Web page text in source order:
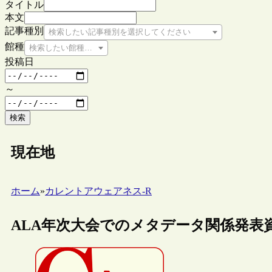
タイトル
本文
記事種別
検索したい記事種別を選択してください
館種 検索したい館種を選択してください
投稿日
～
検索
現在地
ホーム»カレントアウェアネス-R
ALA年次大会でのメタデータ関係発表